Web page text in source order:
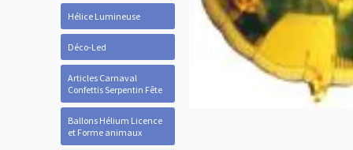
Hélice Lumineuse
Déco-Led
Articles Carnaval
Confettis Serpentin Fête
Ballons Hélium Licence
et Forme animaux